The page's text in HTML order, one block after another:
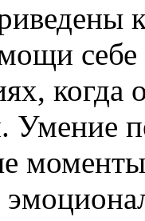
когда
Умение
моменты